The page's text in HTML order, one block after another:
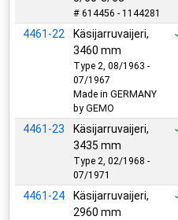
# 614456 - 1144281
4461-22
Käsijarruvaijeri,
3460 mm
Type 2, 08/1963 -
07/1967
Made in GERMANY
by GEMO
4461-23
Käsijarruvaijeri,
3435 mm
Type 2, 02/1968 -
07/1971
4461-24
Käsijarruvaijeri,
2960 mm